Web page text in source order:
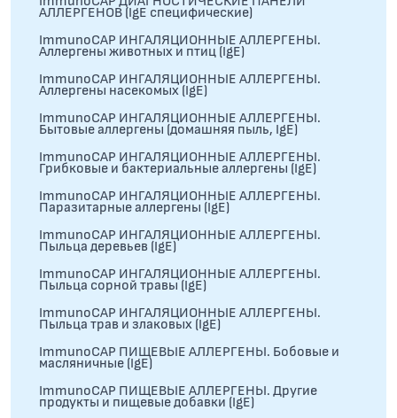
АЛЛЕРГЕНОВ (IgE специфические)
ImmunoCAP ИНГАЛЯЦИОННЫЕ АЛЛЕРГЕНЫ.
Аллергены животных и птиц (IgE)
ImmunoCAP ИНГАЛЯЦИОННЫЕ АЛЛЕРГЕНЫ.
Аллергены насекомых (IgE)
ImmunoCAP ИНГАЛЯЦИОННЫЕ АЛЛЕРГЕНЫ.
Бытовые аллергены (домашняя пыль, IgЕ)
ImmunoCAP ИНГАЛЯЦИОННЫЕ АЛЛЕРГЕНЫ.
Грибковые и бактериальные аллергены (IgE)
ImmunoCAP ИНГАЛЯЦИОННЫЕ АЛЛЕРГЕНЫ.
Паразитарные аллергены (IgE)
ImmunoCAP ИНГАЛЯЦИОННЫЕ АЛЛЕРГЕНЫ.
Пыльца деревьев (IgE)
ImmunoCAP ИНГАЛЯЦИОННЫЕ АЛЛЕРГЕНЫ.
Пыльца сорной травы (IgE)
ImmunoCAP ИНГАЛЯЦИОННЫЕ АЛЛЕРГЕНЫ.
Пыльца трав и злаковых (IgE)
ImmunoCAP ПИЩЕВЫЕ АЛЛЕРГЕНЫ. Бобовые и
масляничные (IgE)
ImmunoCAP ПИЩЕВЫЕ АЛЛЕРГЕНЫ. Другие
продукты и пищевые добавки (IgE)